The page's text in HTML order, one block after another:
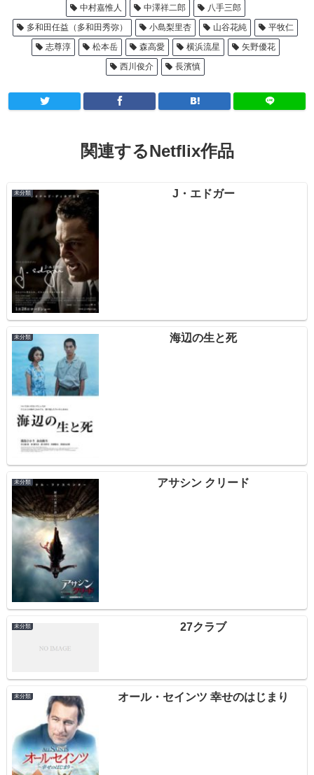
中村嘉惟人 中澤祥二郎
八手三郎
多和田任益（多和田秀弥）
小島梨里杏 山谷花純
平牧仁
志尊淳
松本岳 森高愛 横浜流星
矢野優花
西川俊介
長濱慎
関連するNetflix作品
未分類 J・エドガー
未分類 海辺の生と死
未分類 アサシン クリード
未分類 27クラブ
未分類 オール・セインツ 幸せのはじまり